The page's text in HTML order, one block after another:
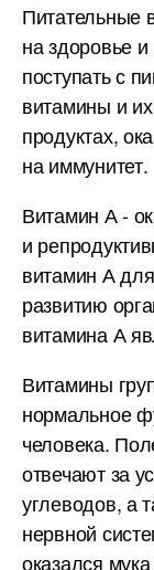
Питательные
на здоровье
поступать с
витамины и
продуктах,
на иммунитет.
Витамин А -
и
витамин А
развитию
витамина А
Витамины
нормальное
человека.
отвечают за
углеводов, а
нервной
оказался